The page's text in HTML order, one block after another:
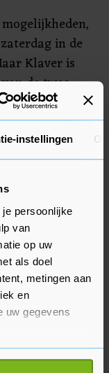
instellingen
persoonlijke
van
op uw
als doel
metingen aan
en
uw gegevens
in de
Klaver is
de twee
Ik
en we gaan